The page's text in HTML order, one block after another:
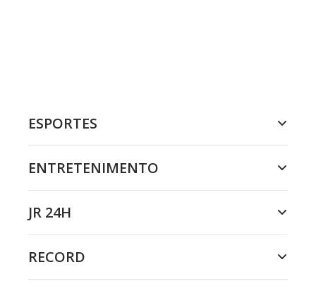
ESPORTES
ENTRETENIMENTO
JR 24H
RECORD